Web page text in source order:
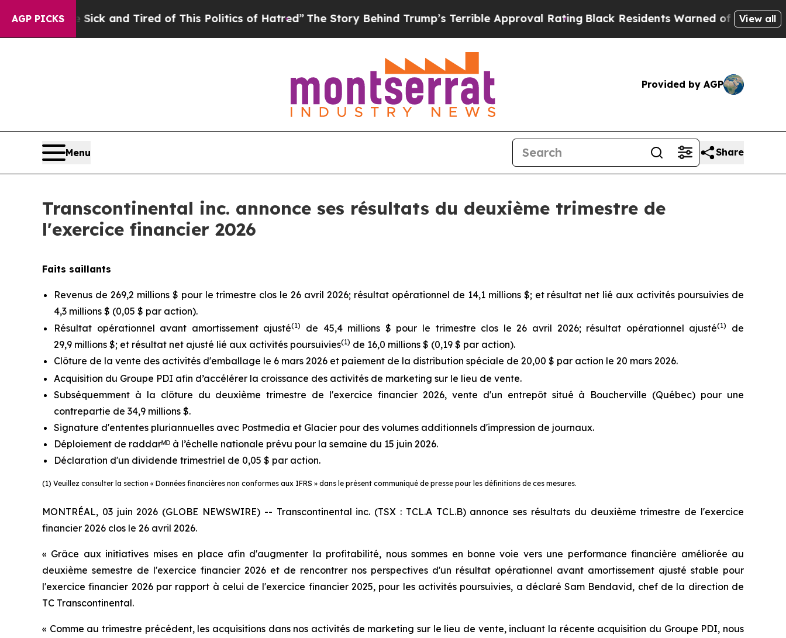
AGP PICKS
Sick and Tired of This Politics of Hatred”The Story Behind Trump’s Terrible Approval RatingBlack Residents Warned of Abusive Cops forView all
Provided by AGP
Menu Share
Transcontinental inc. annonce ses résultats du deuxième trimestre de
l'exercice financier 2026
Faits saillants
Revenus de 269,2 millions $ pour le trimestre clos le 26 avril 2026; résultat opérationnel de 14,1 millions $; et résultat net lié aux activités poursuivies de
4,3 millions $ (0,05 $ par action).
Résultat opérationnel avant amortissement ajusté(1) de 45,4 millions $ pour le trimestre clos le 26 avril 2026; résultat opérationnel ajusté(1)
de
29,9 millions $; et résultat net ajusté lié aux activités poursuivies(1) de 16,0 millions $ (0,19 $ par action).
Clôture de la vente des activités d'emballage le 6 mars 2026 et paiement de la distribution spéciale de 20,00 $ par action le 20 mars 2026.
Acquisition du Groupe PDI afin d’accélérer la croissance des activités de marketing sur le lieu de vente.
Subséquemment à la clôture du deuxième trimestre de l'exercice financier 2026, vente d'un entrepôt situé à Boucherville (Québec) pour une
contrepartie de 34,9 millions $.
Signature d'ententes pluriannuelles avec Postmedia et Glacier pour des volumes additionnels d'impression de journaux.
Déploiement de raddarᴹᴰ à l’échelle nationale prévu pour la semaine du 15 juin 2026.
Déclaration d'un dividende trimestriel de 0,05 $ par action.
(1) Veuillez consulter la section « Données financières non conformes aux IFRS » dans le présent communiqué de presse pour les définitions de ces mesures.
MONTRÉAL, 03 juin 2026 (GLOBE NEWSWIRE) -- Transcontinental inc. (TSX : TCL.A TCL.B) annonce ses résultats du deuxième trimestre de l'exercice
financier 2026 clos le 26 avril 2026.
« Grâce aux initiatives mises en place afin d'augmenter la profitabilité, nous sommes en bonne voie vers une performance financière améliorée au
deuxième semestre de l'exercice financier 2026 et de rencontrer nos perspectives d'un résultat opérationnel avant amortissement ajusté stable pour
l'exercice financier 2026 par rapport à celui de l'exercice financier 2025, pour les activités poursuivies, a déclaré Sam Bendavid, chef de la direction de
TC Transcontinental.
« Comme au trimestre précédent, les acquisitions dans nos activités de marketing sur le lieu de vente, incluant la récente acquisition du Groupe PDI, nous